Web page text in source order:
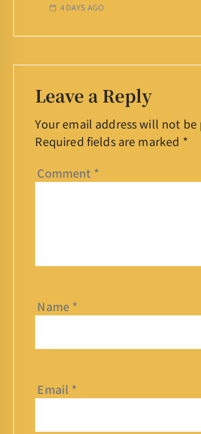
4 DAYS AGO
Leave a Reply
Your email address will not
Required fields are marked *
Comment *
Name *
Email *